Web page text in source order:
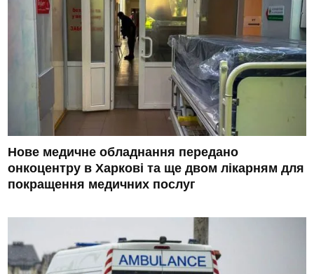
Нове медичне обладнання передано
онкоцентру в Харкові та ще двом лікарням для
покращення медичних послуг